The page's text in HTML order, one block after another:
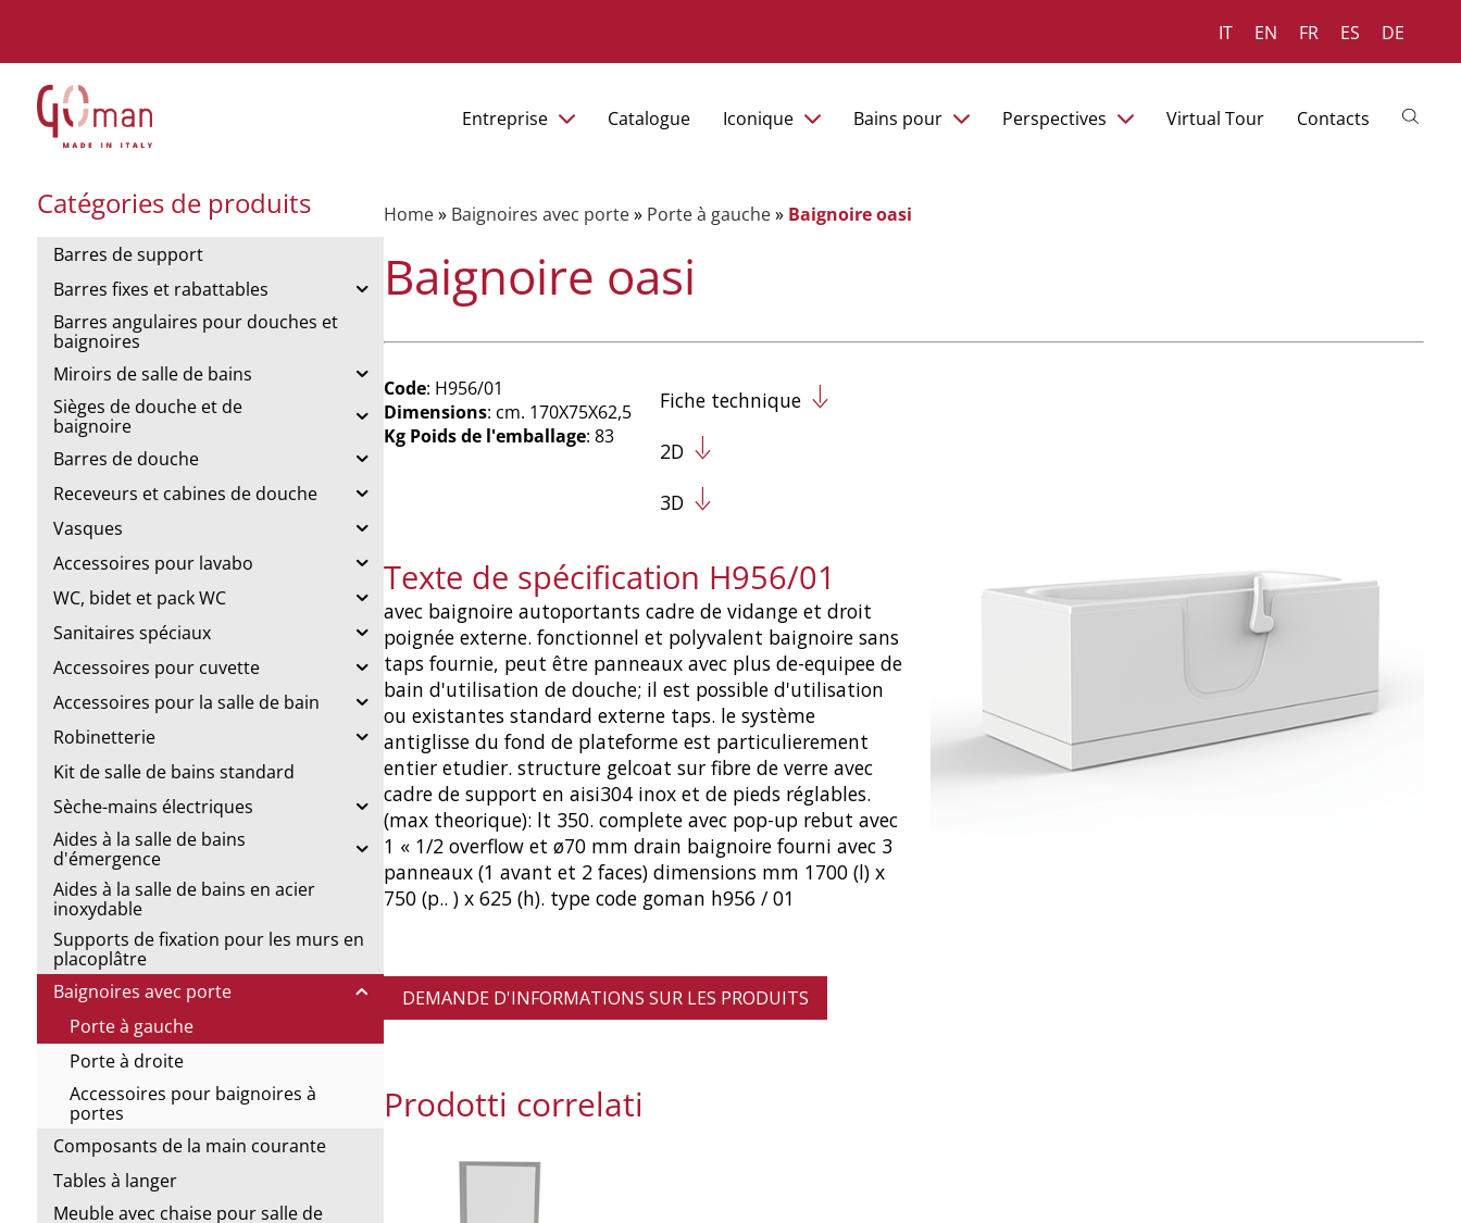
IT EN FR ES DE
Entreprise Catalogue Iconique Bains pour Perspectives Virtual Tour Contacts
Catégories de produits
Barres de support
Barres fixes et rabattables
Barres angulaires pour douches et
baignoires
Miroirs de salle de bains
Sièges de douche et de
baignoire
Barres de douche
Receveurs et cabines de douche
Vasques
Accessoires pour lavabo
WC, bidet et pack WC
Sanitaires spéciaux
Accessoires pour cuvette
Accessoires pour la salle de bain
Robinetterie
Kit de salle de bains standard
Sèche-mains électriques
Aides à la salle de bains
d'émergence
Aides à la salle de bains en acier
inoxydable
Supports de fixation pour les murs en
placoplâtre
Baignoires avec porte
Porte à gauche
Porte à droite
Accessoires pour baignoires à
portes
Composants de la main courante
Tables à langer
Meuble avec chaise pour salle de
Home» Baignoires avec porte» Porte à gauche» Baignoire oasi
Baignoire oasi
Code: H956/01
Dimensions: cm. 170X75X62,5
Kg Poids de l'emballage: 83
Fiche technique
2D
3D
Texte de spécification H956/01
avec baignoire autoportants cadre de vidange et droit
poignée externe. fonctionnel et polyvalent baignoire sans
taps fournie, peut être panneaux avec plus de-equipee de
bain d'utilisation de douche; il est possible d'utilisation
ou existantes standard externe taps. le système
antiglisse du fond de plateforme est particulierement
entier etudier. structure gelcoat sur fibre de verre avec
cadre de support en aisi304 inox et de pieds réglables.
(max theorique): lt 350. complete avec pop-up rebut avec
1 « 1/2 overflow et ø70 mm drain baignoire fourni avec 3
panneaux (1 avant et 2 faces) dimensions mm 1700 (l) x
750 (p.. ) x 625 (h). type code goman h956 / 01
DEMANDE D'INFORMATIONS SUR LES PRODUITS
Prodotti correlati